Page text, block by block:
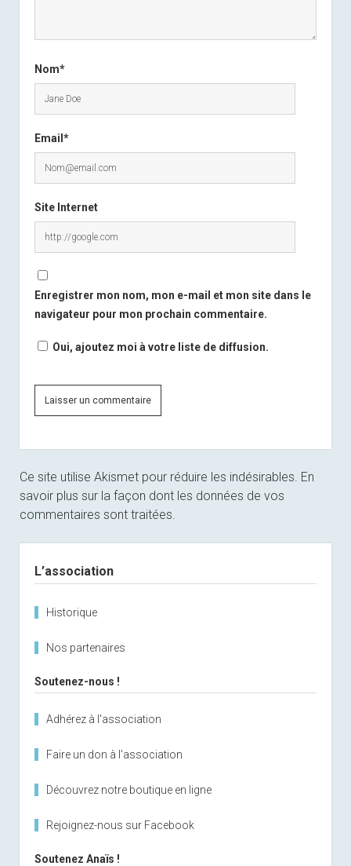
Nom*
Email*
Site Internet
Enregistrer mon nom, mon e-mail et mon site dans le
navigateur pour mon prochain commentaire.
Oui, ajoutez moi à votre liste de diffusion.
Ce site utilise Akismet pour réduire les indésirables. En
savoir plus sur la façon dont les données de vos
commentaires sont traitées
L’association
Historique
Nos partenaires
Soutenez-nous !
Adhérez à l'association
Faire un don à l'association
Découvrez notre boutique en ligne
Rejoignez-nous sur Facebook
Soutenez Anaïs !